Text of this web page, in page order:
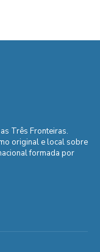
Três Fronteiras.
original e local sobre
formada por